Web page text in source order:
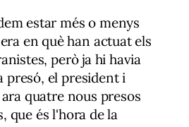
estar més o menys
en què han actuat els
però ja hi havia
presó, el president i
quatre nous presos
que és l'hora de la